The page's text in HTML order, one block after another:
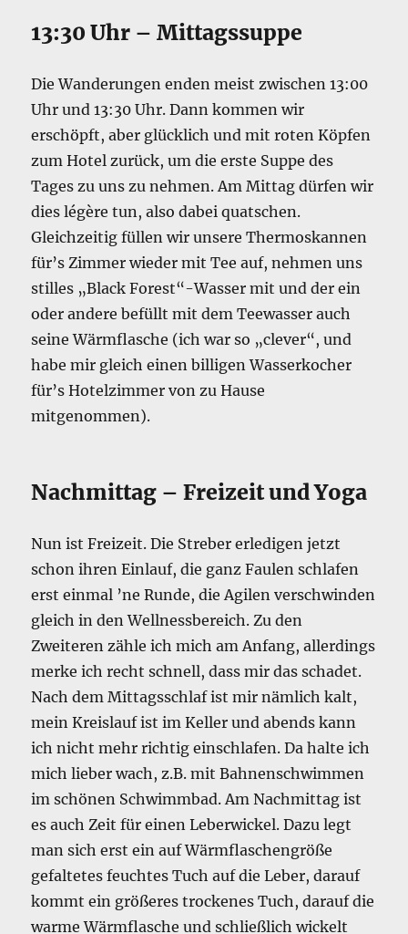
13:30 Uhr – Mittagssuppe
Die Wanderungen enden meist zwischen 13:00
Uhr und 13:30 Uhr. Dann kommen wir
erschöpft, aber glücklich und mit roten Köpfen
zum Hotel zurück, um die erste Suppe des
Tages zu uns zu nehmen. Am Mittag dürfen wir
dies légère tun, also dabei quatschen.
Gleichzeitig füllen wir unsere Thermoskannen
für’s Zimmer wieder mit Tee auf, nehmen uns
stilles „Black Forest“-Wasser mit und der ein
oder andere befüllt mit dem Teewasser auch
seine Wärmflasche (ich war so „clever“, und
habe mir gleich einen billigen Wasserkocher
für’s Hotelzimmer von zu Hause
mitgenommen).
Nachmittag – Freizeit und Yoga
Nun ist Freizeit. Die Streber erledigen jetzt
schon ihren Einlauf, die ganz Faulen schlafen
erst einmal ’ne Runde, die Agilen verschwinden
gleich in den Wellnessbereich. Zu den
Zweiteren zähle ich mich am Anfang, allerdings
merke ich recht schnell, dass mir das schadet.
Nach dem Mittagsschlaf ist mir nämlich kalt,
mein Kreislauf ist im Keller und abends kann
ich nicht mehr richtig einschlafen. Da halte ich
mich lieber wach, z.B. mit Bahnenschwimmen
im schönen Schwimmbad. Am Nachmittag ist
es auch Zeit für einen Leberwickel. Dazu legt
man sich erst ein auf Wärmflaschengröße
gefaltetes feuchtes Tuch auf die Leber, darauf
kommt ein größeres trockenes Tuch, darauf die
warme Wärmflasche und schließlich wickelt